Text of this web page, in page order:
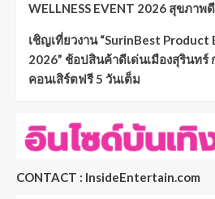
WELLNESS EVENT 2026 สุขภาพ
เชิญเที่ยวงาน “SurinBest Product
2026” ช้อปสินค้าดีเด่นเมืองสุรินทร์
คอนเสิร์ตฟรี 5 วันเต็ม
CONTACT : InsideEntertain.com